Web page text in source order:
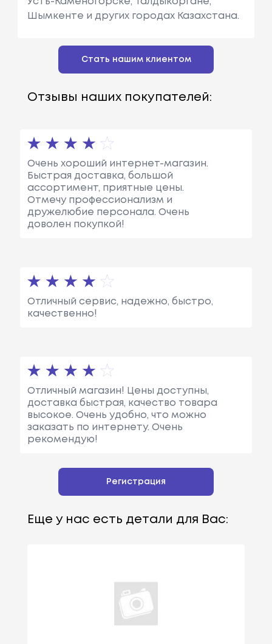
Шымкенте и других городах Казахстана.
Стать нашим клиентом
Отзывы наших покупателей:
Очень хороший интернет-магазин.
Быстрая доставка, большой
ассортимент, приятные цены.
Отмечу профессионализм и
дружелюбие персонала. Очень
доволен покупкой!
Отличный сервис, надежно, быстро,
качественно!
Отличный магазин! Цены доступны,
доставка быстрая, качество товара
высокое. Очень удобно, что можно
заказать по интернету. Очень
рекомендую!
Регистрация
Еще у нас есть детали для Вас: